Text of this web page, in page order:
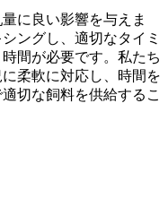
に良い影響を与えま
ングし、適切なタイミ
間が必要です。私たち
柔軟に対応し、時間を
切な飼料を供給するこ